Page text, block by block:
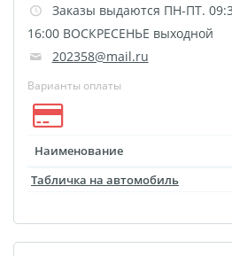
Заказы выдаются ПН-ПТ.
16:00 ВОСКРЕСЕНЬЕ выходной
202358@mail.ru
Варианты оплаты
Наименование
Табличка на автомобиль